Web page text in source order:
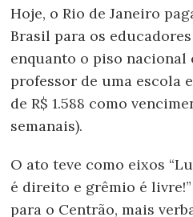
Hoje, o Rio de Janeiro
Brasil para os
enquanto o piso nacional
professor de uma escola
de R$ 1.588 como
semanais).
O ato teve como eixos
é direito e grêmio é
para o Centrão, mais